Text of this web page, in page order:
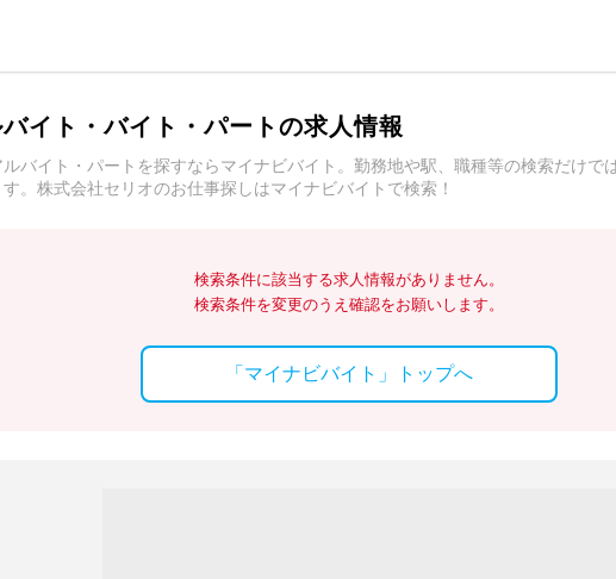
イト・バイト・パートの求人情報
バイト・パートを探すならマイナビバイト。勤務地や駅、職種等の検索だけで
。株式会社セリオのお仕事探しはマイナビバイトで検索！
検索条件に該当する求人情報がありません。
検索条件を変更のうえ確認をお願いします。
「マイナビバイト」トップへ